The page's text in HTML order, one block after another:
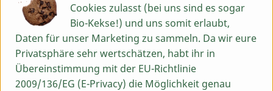
Info
gerebeltes Blatt, kb-wild
Cookies zulasst (bei uns sind es sogar
Bio-Kekse!) und uns somit erlaubt,
Daten für unser Marketing zu sammeln. Da wir eure
Privatsphäre sehr wertschätzen, habt ihr in
Übereinstimmung mit der EU-Richtlinie
2009/136/EG (E-Privacy) die Möglichkeit genau